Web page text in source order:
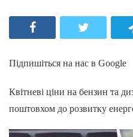
Підпишіться на нас в Google
Квітневі ціни на бензин та
поштовхом до розвитку